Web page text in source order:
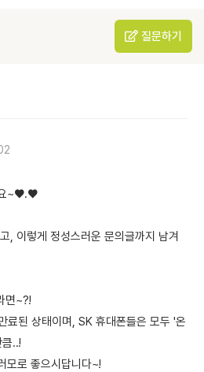
질문하기
요~♥.♥
, 이렇게 정성스러운 문의글까지 남겨
면~?!
료된 상태이며, SK 휴대폰들은 모두 '온
..!
모로 좋으시답니다~!